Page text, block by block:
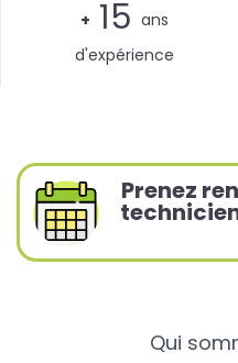
+ 15 ans
d'expérience
Prenez
Qui